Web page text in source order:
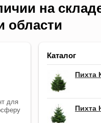
на
области
Каталог
Пихта
Пихта
для